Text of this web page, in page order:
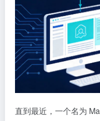
直到最近，一个名为